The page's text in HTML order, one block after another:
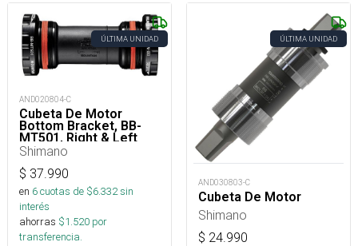
ÚLTIMA UNIDAD
AND020804-C
Cubeta De Motor
Bottom Bracket, BB-
MT501, Right & Left
Adapter (BSA)
Shimano
$ 37.990
en 6cuotas de $6.332sin
interés
ahorras $1.520 por
transferencia.
ÚLTIMA UNIDAD
AND030803-C
Cubeta De Motor
Shimano
$ 24.990